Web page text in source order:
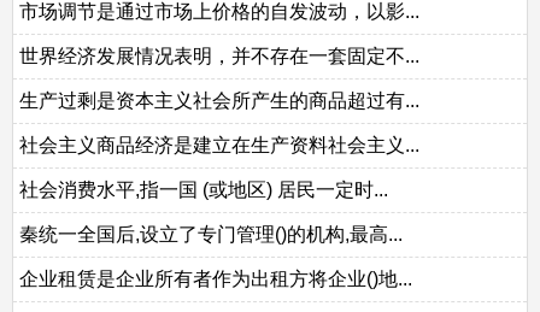
市场调节是通过市场上价格的自发波动，以影...
世界经济发展情况表明，并不存在一套固定不...
生产过剩是资本主义社会所产生的商品超过有...
社会主义商品经济是建立在生产资料社会主义...
社会消费水平,指一国 (或地区) 居民一定时...
秦统一全国后,设立了专门管理()的机构,最高...
企业租赁是企业所有者作为出租方将企业()地...